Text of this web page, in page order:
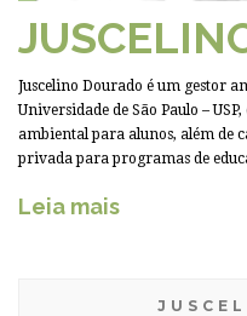
Juscelino Dourado é um gestor
Universidade de São Paulo –
ambiental para alunos, além de
privada para programas de
Leia mais